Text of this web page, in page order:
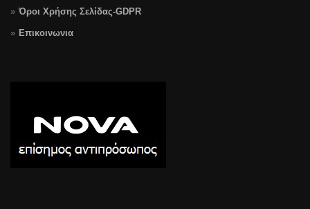
Όροι Χρήσης Σελίδας-GDPR
Επικοινωνια